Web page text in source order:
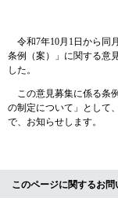
令和7年10月1日から同
条例（案）」に関する意
した。
この意見募集に係る条
の制定について」として
で、お知らせします。
このページに関するお問